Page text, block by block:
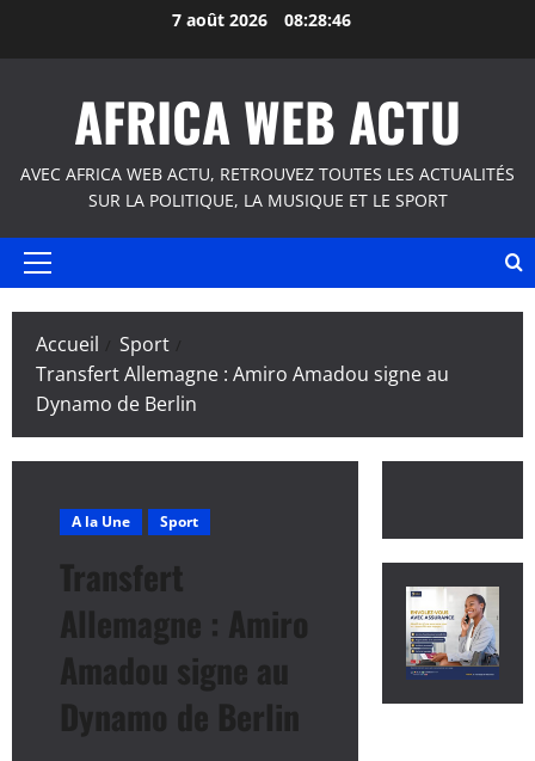
7 août 2026 08:28:47
AFRICA WEB ACTU
AVEC AFRICA WEB ACTU, RETROUVEZ TOUTES LES ACTUALITÉS
SUR LA POLITIQUE, LA MUSIQUE ET LE SPORT
Menu
Accueil
Sport
Transfert Allemagne : Amiro Amadou signe au
Dynamo de Berlin
A la Une Sport
Transfert
Allemagne : Amiro
Amadou signe au
Dynamo de Berlin